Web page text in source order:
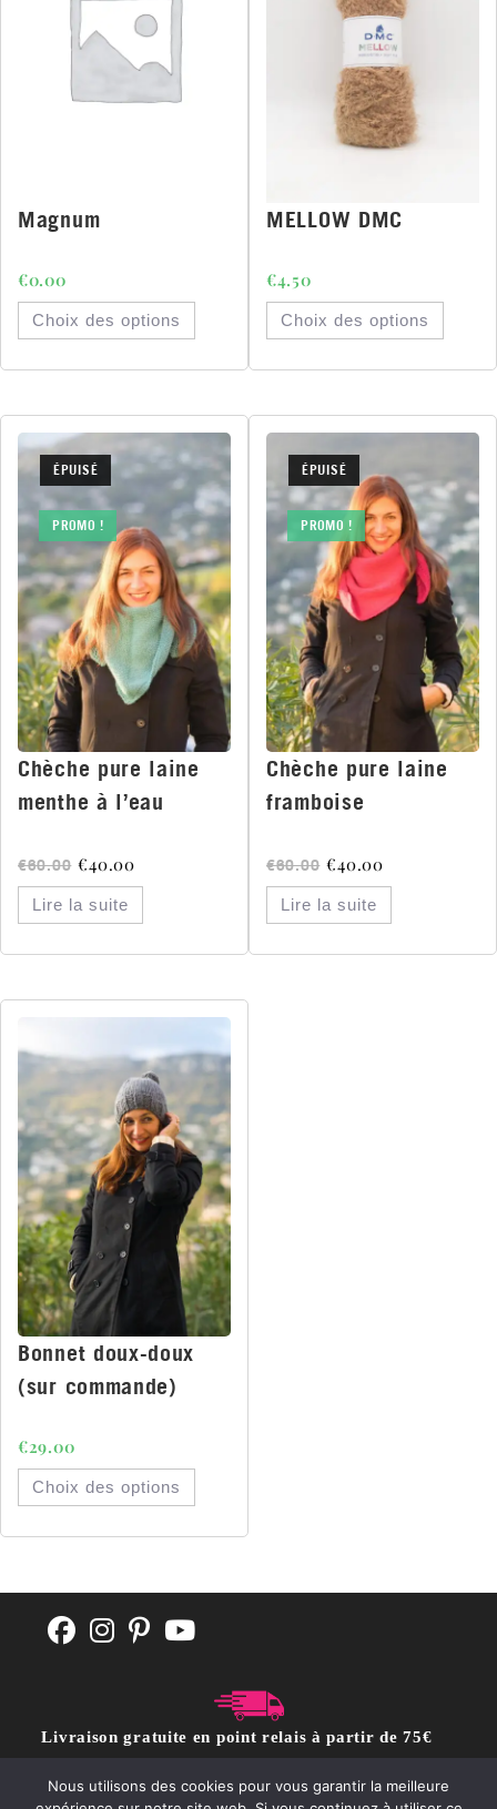
Magnum
€0.00
Choix des options
MELLOW DMC
€4.50
Choix des options
ÉPUISÉ
PROMO !
Chèche pure laine
menthe à l’eau
€60.00 €40.00
Lire la suite
ÉPUISÉ
PROMO !
Chèche pure laine
framboise
€60.00 €40.00
Lire la suite
Bonnet doux-doux
(sur commande)
€29.00
Choix des options
Livraison gratuite en point relais à partir de 75€
Nous utilisons des cookies pour vous garantir la meilleure